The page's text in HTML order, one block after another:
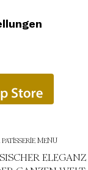
MENU
ELEGANZ